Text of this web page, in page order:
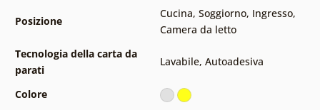
Posizione
Cucina, Soggiorno, Ingresso,
Camera da letto
Tecnologia della carta da
parati
Lavabile, Autoadesiva
Colore